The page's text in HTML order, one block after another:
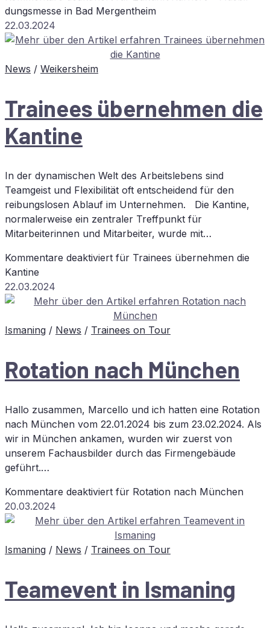
dungs­mes­se in Bad Mergentheim
22.03.2024
News / Weikersheim
Trai­nees über­neh­men die
Kantine
In der dynamischen Welt des Arbeitslebens sind
Teamgeist und Flexibilität oft entscheidend für den
reibungslosen Ablauf im Unternehmen. Die Kantine,
normalerweise ein zentraler Treffpunkt für
Mitarbeiterinnen und Mitarbeiter, wurde mit…
Kommentare deaktiviert für Trai­nees über­neh­men die
Kantine
22.03.2024
Ismaning / News / Trainees on Tour
Ro­ta­ti­on nach München
Hallo zusammen, Marcello und ich hatten eine Rotation
nach München vom 22.01.2024 bis zum 23.02.2024. Als
wir in München ankamen, wurden wir zuerst von
unserem Fachausbilder durch das Firmengebäude
geführt.…
Kommentare deaktiviert für Ro­ta­ti­on nach München
20.03.2024
Ismaning / News / Trainees on Tour
Team­e­vent in Ismaning